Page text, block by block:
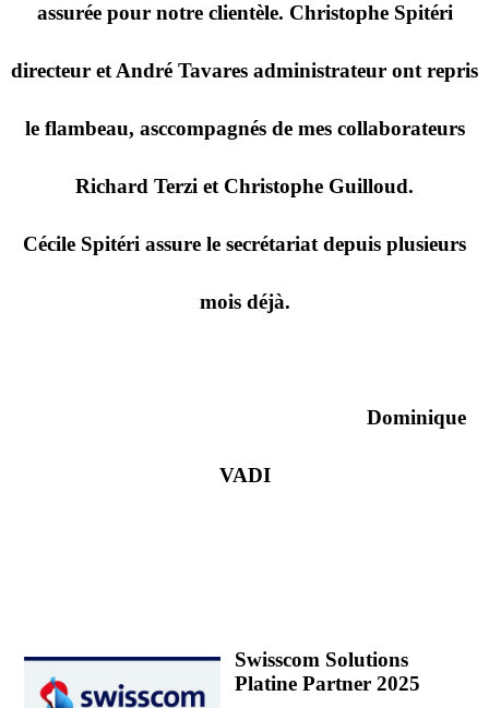
assurée pour notre clientèle. Christophe Spitéri
directeur et André Tavares administrateur ont repris
le flambeau, asccompagnés de mes collaborateurs
Richard Terzi et Christophe Guilloud.
Cécile Spitéri assure le secrétariat depuis plusieurs
mois déjà.
Dominique
VADI
Swisscom Solutions
Platine Partner 2025